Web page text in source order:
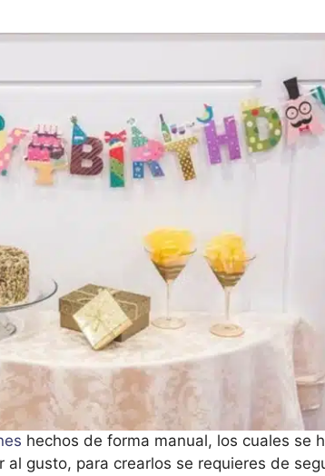
hechos de forma manual, los cuales se
gusto, para crearlos se requieres de